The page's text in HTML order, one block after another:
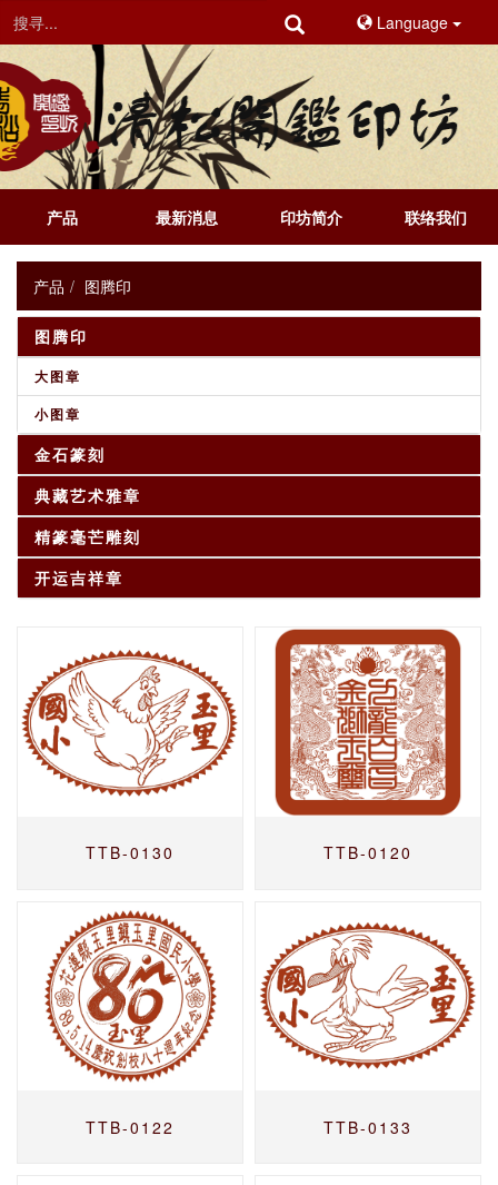
Language
产品 最新消息 印坊简介 联络我们
产品 图腾印
图腾印
大图章
小图章
金石篆刻
典藏艺术雅章
精篆毫芒雕刻
开运吉祥章
TTB-0130 TTB-0120
TTB-0122 TTB-0133